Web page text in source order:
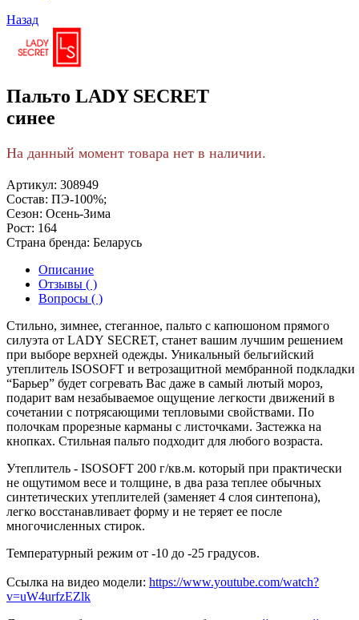
Назад
Пальто LADY SECRET
синее
На данный момент товара нет в наличии.
Артикул: 308949
Состав: ПЭ-100%;
Сезон: Осень-Зима
Рост: 164
Страна бренда: Беларусь
Описание
Отзывы ( )
Вопросы ( )
Стильно, зимнее, стеганное, пальто с капюшоном прямого
силуэта от LADY SECRET, станет вашим лучшим решением
при выборе верхней одежды. Уникальный бельгийский
утеплитель ISOSOFT и ветрозащитной мембранной подкладки
“Барьер” будет согревать Вас даже в самый лютый мороз,
подарит вам незабываемое ощущение легкости движений в
сочетании с потрясающими тепловыми свойствами. По
полочкам прорезные карманы с листочками. Застежка на
кнопках. Стильная пальто подходит для любого возраста.
Утеплитель - ISOSOFT 200 г/кв.м. который при практически
не ощутимом весе и толщине, в два раза теплее обычных
синтетических утеплителей (заменяет 4 слоя синтепона),
легко восстанавливает форму и не теряет ее после
многочисленных стирок.
Температурный режим от -10 до -25 градусов.
Ссылка на видео модели: https://www.youtube.com/watch?
v=uW4urfzEZlk